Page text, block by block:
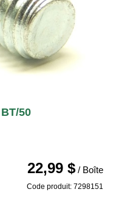
50
22,99 $ / Boîte
Code produit: 7298151